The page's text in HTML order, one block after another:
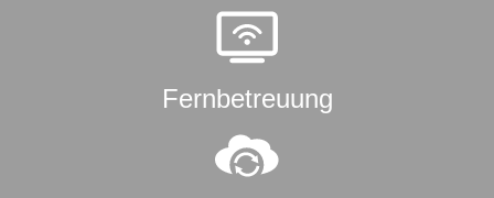
Fernbetreuung